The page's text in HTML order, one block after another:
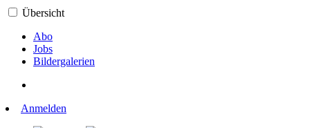
Übersicht
Abo
Jobs
Bildergalerien
Anmelden